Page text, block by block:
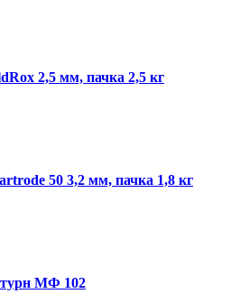
2,5 мм, пачка 2,5 кг
50 3,2 мм, пачка 1,8 кг
МФ 102